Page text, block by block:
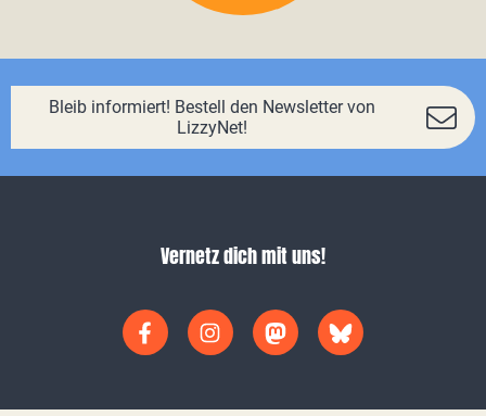
Bleib informiert! Bestell den Newsletter von
LizzyNet!
Vernetz dich mit uns!